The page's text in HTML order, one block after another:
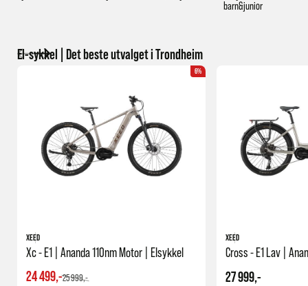
barn&junior
El-sykkel | Det beste utvalget i Trondheim
6%
XEED
Xc - E1 | Ananda 110nm Motor | Elsykkel
25 999,-
24 499,-
XEED
27 999,-